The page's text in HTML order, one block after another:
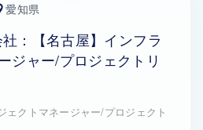
愛知県
：【名古屋】インフラ
ジャー/プロジェクトリ
ェクトマネージャー/プロジェクト